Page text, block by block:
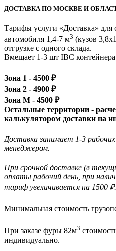
ДОСТАВКА ПО МОСКВЕ И
Тарифы услуги «Доставка» для
автомобиля 1,4-7 м3 (кузов
отгрузке с одного склада.
Вмещает 1-3 шт IBC контейнера
Зона 1 - 4500 ₽
Зона 2 - 4900 ₽
Зона М - 4500 ₽
Остальные территории -
калькулятором доставки на
Доставка занимает 1-3
менеджером.
При срочной доставке (в
оплаты рабочий день, при
тариф увеличивается на 1500 ₽.
Минимальная стоимость
При заказе фуры 82м3
индивидуально.